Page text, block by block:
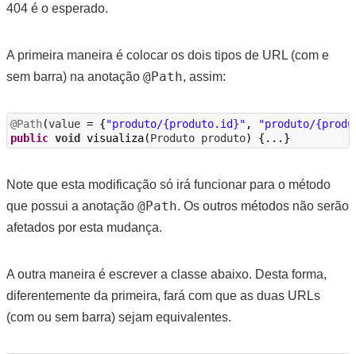
404 é o esperado.
A primeira maneira é colocar os dois tipos de URL (com e
sem barra) na anotação @Path, assim:
@Path(value = {"produto/{produto.id}" ,
"produto/
public void visualiza(Produto produto) {...}
Note que esta modificação só irá funcionar para o método
que possui a anotação @Path. Os outros métodos não serão
afetados por esta mudança.
A outra maneira é escrever a classe abaixo. Desta forma,
diferentemente da primeira, fará com que as duas URLs
(com ou sem barra) sejam equivalentes.